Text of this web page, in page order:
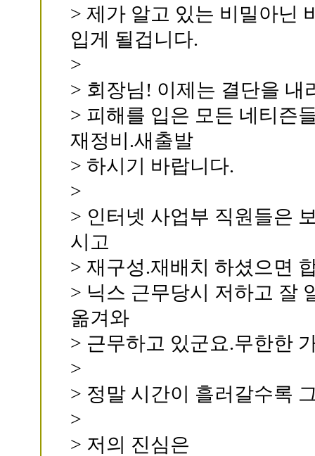
> 제가 알고 있는 비밀아닌
입게 될겁니다.
>
> 회장님! 이제는 결단을 내
> 피해를 입은 모든 네티즌
재정비.새출발
> 하시기 바랍니다.
>
> 인터넷 사업부 직원들은
시고
> 재구성.재배치 하셨으면
> 닉스 근무당시 저하고 잘
옮겨와
> 근무하고 있군요.무한한
>
> 정말 시간이 흘러갈수록
>
> 저의 진심은